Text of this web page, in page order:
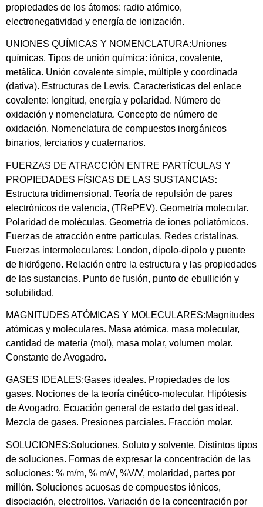
propiedades de los átomos: radio atómico,
electronegatividad y energía de ionización.
UNIONES QUÍMICAS Y NOMENCLATURA:Uniones
químicas. Tipos de unión química: iónica, covalente,
metálica. Unión covalente simple, múltiple y coordinada
(dativa). Estructuras de Lewis. Características del enlace
covalente: longitud, energía y polaridad. Número de
oxidación y nomenclatura. Concepto de número de
oxidación. Nomenclatura de compuestos inorgánicos
binarios, terciarios y cuaternarios.
FUERZAS DE ATRACCIÓN ENTRE PARTÍCULAS Y
PROPIEDADES FÍSICAS DE LAS SUSTANCIAS:
Estructura tridimensional. Teoría de repulsión de pares
electrónicos de valencia, (TRePEV). Geometría molecular.
Polaridad de moléculas. Geometría de iones poliatómicos.
Fuerzas de atracción entre partículas. Redes cristalinas.
Fuerzas intermoleculares: London, dipolo-dipolo y puente
de hidrógeno. Relación entre la estructura y las propiedades
de las sustancias. Punto de fusión, punto de ebullición y
solubilidad.
MAGNITUDES ATÓMICAS Y MOLECULARES:Magnitudes
atómicas y moleculares. Masa atómica, masa molecular,
cantidad de materia (mol), masa molar, volumen molar.
Constante de Avogadro.
GASES IDEALES:Gases ideales. Propiedades de los
gases. Nociones de la teoría cinético-molecular. Hipótesis
de Avogadro. Ecuación general de estado del gas ideal.
Mezcla de gases. Presiones parciales. Fracción molar.
SOLUCIONES:Soluciones. Soluto y solvente. Distintos tipos
de soluciones. Formas de expresar la concentración de las
soluciones: % m/m, % m/V, %V/V, molaridad, partes por
millón. Soluciones acuosas de compuestos iónicos,
disociación, electrolitos. Variación de la concentración por